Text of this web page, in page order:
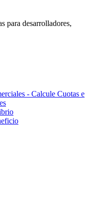
para desarrolladores,
- Calcule Cuotas e